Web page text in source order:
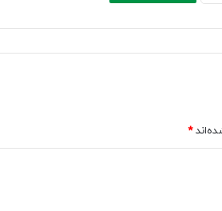
*